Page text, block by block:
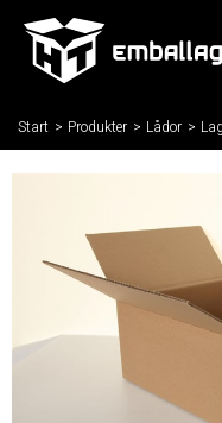
Start / Produkter / Lådor /